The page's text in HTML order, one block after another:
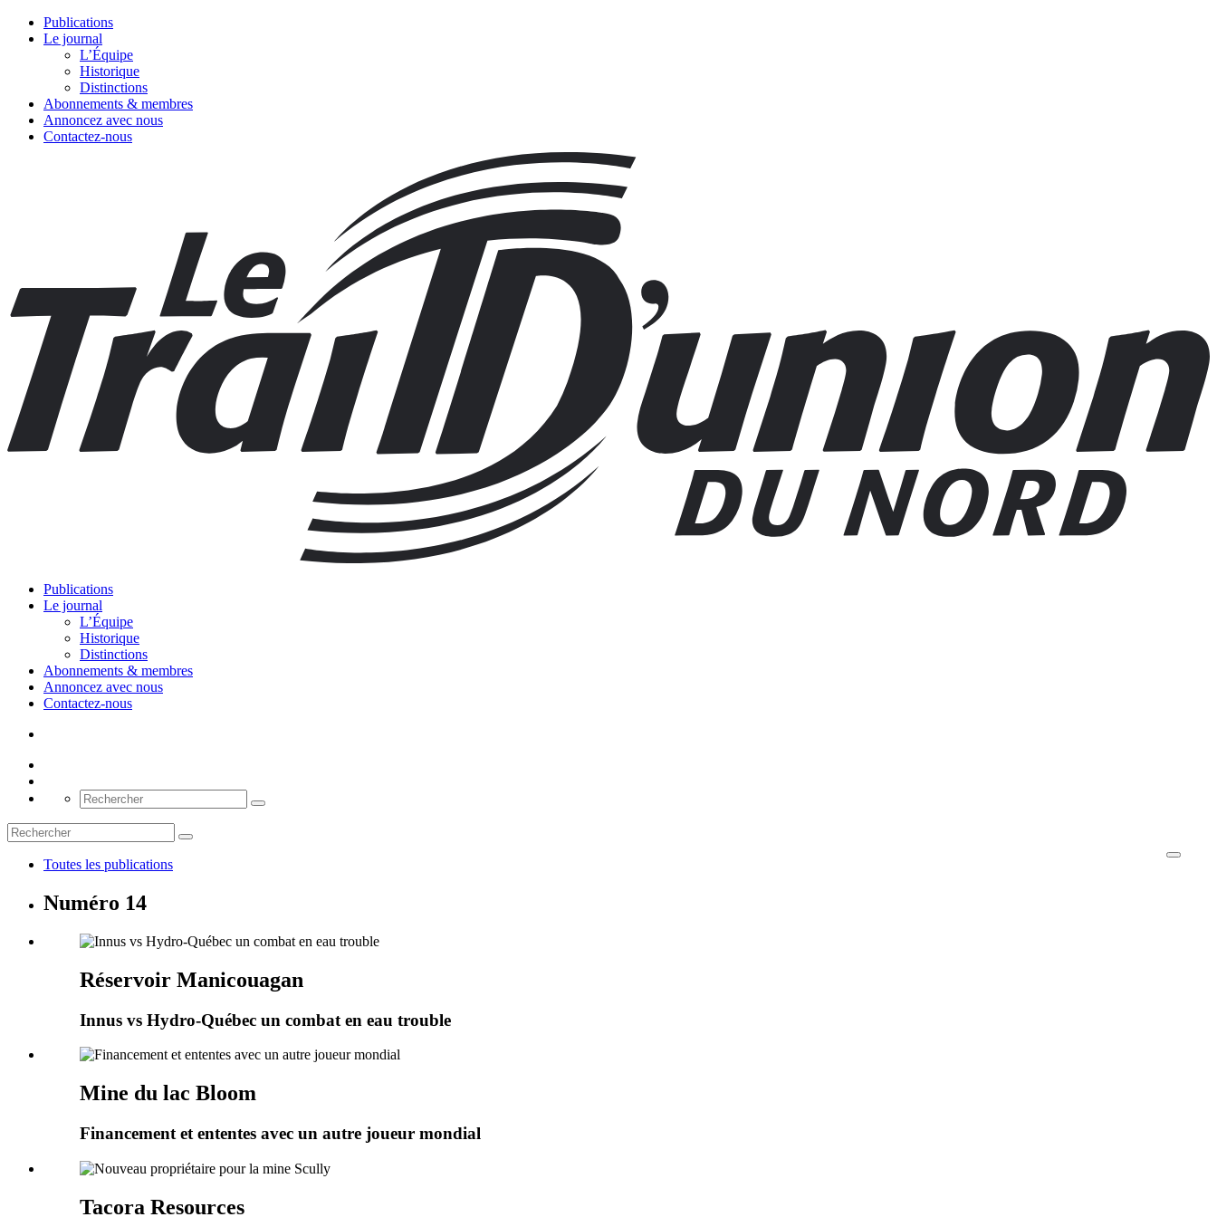
Publications
Le journal
L’Équipe
Historique
Distinctions
Abonnements & membres
Annoncez avec nous
Contactez-nous
Publications
Le journal
L’Équipe
Historique
Distinctions
Abonnements & membres
Annoncez avec nous
Contactez-nous
Toutes les publications
Numéro 14
Réservoir Manicouagan
Innus vs Hydro-Québec un combat en eau trouble
Mine du lac Bloom
Financement et ententes avec un autre joueur mondial
Tacora Resources